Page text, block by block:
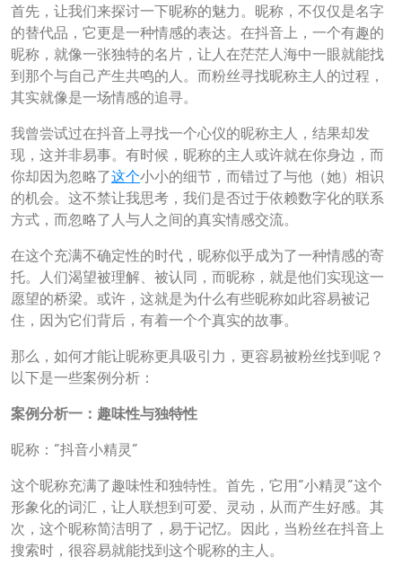
首先，让我们来探讨一下昵称的魅力。昵称，不仅仅是名字
的替代品，它更是一种情感的表达。在抖音上，一个有趣的
昵称，就像一张独特的名片，让人在茫茫人海中一眼就能找
到那个与自己产生共鸣的人。而粉丝寻找昵称主人的过程，
其实就像是一场情感的追寻。
我曾尝试过在抖音上寻找一个心仪的昵称主人，结果却发
现，这并非易事。有时候，昵称的主人或许就在你身边，而
你却因为忽略了这个小小的细节，而错过了与他（她）相识
的机会。这不禁让我思考，我们是否过于依赖数字化的联系
方式，而忽略了人与人之间的真实情感交流。
在这个充满不确定性的时代，昵称似乎成为了一种情感的寄
托。人们渴望被理解、被认同，而昵称，就是他们实现这一
愿望的桥梁。或许，这就是为什么有些昵称如此容易被记
住，因为它们背后，有着一个个真实的故事。
那么，如何才能让昵称更具吸引力，更容易被粉丝找到呢？
以下是一些案例分析：
案例分析一：趣味性与独特性
昵称：“抖音小精灵”
这个昵称充满了趣味性和独特性。首先，它用“小精灵”这个
形象化的词汇，让人联想到可爱、灵动，从而产生好感。其
次，这个昵称简洁明了，易于记忆。因此，当粉丝在抖音上
搜索时，很容易就能找到这个昵称的主人。